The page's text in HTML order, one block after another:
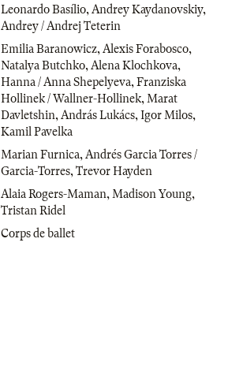
Leonardo Basílio, Andrey Kaydanovskiy,
Andrey / Andrej Teterin
Emilia Baranowicz, Alexis Forabosco,
Natalya Butchko, Alena Klochkova,
Hanna / Anna Shepelyeva, Franziska
Hollinek / Wallner-Hollinek, Marat
Davletshin, András Lukács, Igor Milos,
Kamil Pavelka
Marian Furnica, Andrés Garcia Torres /
Garcia-Torres, Trevor Hayden
Alaia Rogers-Maman, Madison Young,
Tristan Ridel
Corps de ballet